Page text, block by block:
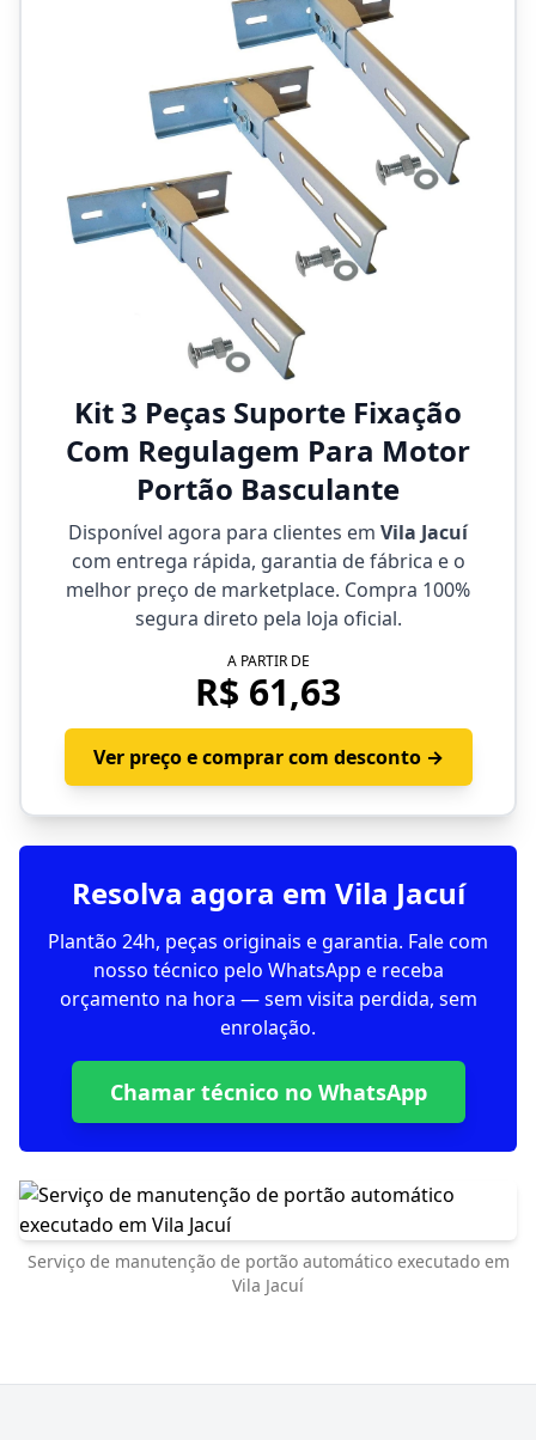
Kit 3 Peças Suporte Fixação
Com Regulagem Para Motor
Portão Basculante
Disponível agora para clientes em Vila Jacuí
com entrega rápida, garantia de fábrica e o
melhor preço de marketplace. Compra 100%
segura direto pela loja oficial.
A PARTIR DE
R$ 61,63
Ver preço e comprar com desconto →
Resolva agora em Vila Jacuí
Plantão 24h, peças originais e garantia. Fale com
nosso técnico pelo WhatsApp e receba
orçamento na hora — sem visita perdida, sem
enrolação.
Chamar técnico no WhatsApp
Serviço de manutenção de portão automático executado em
Vila Jacuí